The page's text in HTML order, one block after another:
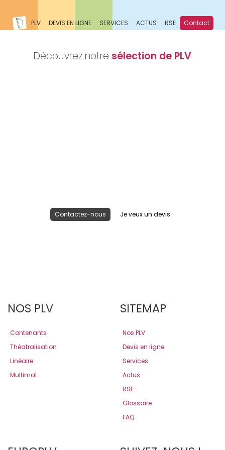
PLV DEVIS EN LIGNE SERVICES ACTUS RSE Contact
Découvrez notre sélection de PLV
Contactez-nous Je veux un devis
NOS PLV
Contenants
Théatralisation
Linéaire
Multimat
SITEMAP
Nos PLV
Devis en ligne
Services
Actus
RSE
Glossaire
FAQ